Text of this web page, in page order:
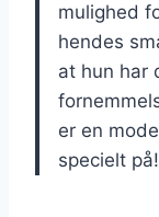
mulighed
hendes
at hun har
er en
specielt på!